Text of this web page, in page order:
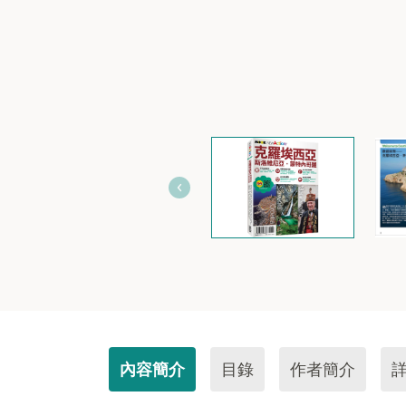
內容簡介 目錄 作者簡介